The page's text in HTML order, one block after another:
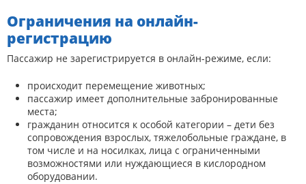
Ограничения на онлайн-
регистрацию
Пассажир не зарегистрируется в онлайн-режиме, если:
происходит перемещение животных;
пассажир имеет дополнительные забронированные
места;
гражданин относится к особой категории – дети без
сопровождения взрослых, тяжелобольные граждане, в
том числе и на носилках, лица с ограниченными
возможностями или нуждающиеся в кислородном
оборудовании.